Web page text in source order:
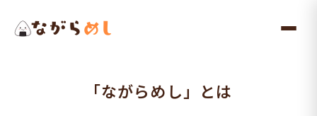
「ながらめし」とは